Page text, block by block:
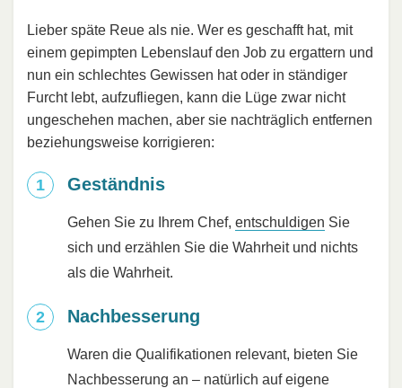
Lieber späte Reue als nie. Wer es geschafft hat, mit
einem gepimpten Lebenslauf den Job zu ergattern und
nun ein schlechtes Gewissen hat oder in ständiger
Furcht lebt, aufzufliegen, kann die Lüge zwar nicht
ungeschehen machen, aber sie nachträglich entfernen
beziehungsweise korrigieren:
Geständnis
Gehen Sie zu Ihrem Chef, entschuldigen Sie
sich und erzählen Sie die Wahrheit und nichts
als die Wahrheit.
Nachbesserung
Waren die Qualifikationen relevant, bieten Sie
Nachbesserung an – natürlich auf eigene